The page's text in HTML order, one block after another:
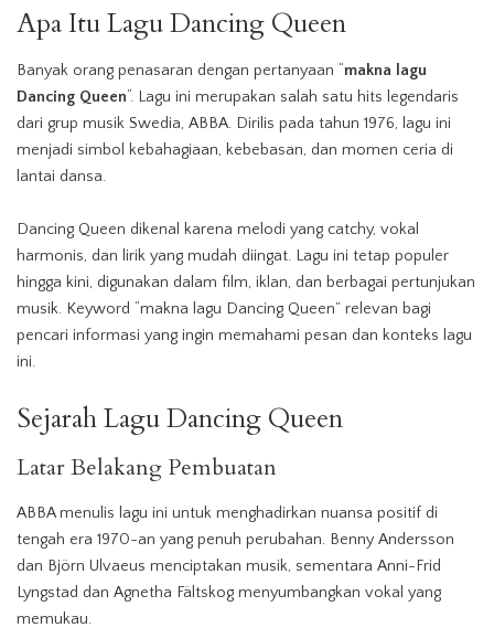
Apa ItuLaguDancing Queen
Banyak orang penasaran dengan pertanyaan “makna
lagu
Dancing Queen“. Lagu ini merupakan salah satu hits legendaris
dari grup musik Swedia, ABBA. Dirilis pada tahun 1976, lagu ini
menjadi simbol kebahagiaan, kebebasan, dan momen ceria di
lantai dansa.
Dancing Queen dikenal karena melodi yang catchy, vokal
harmonis, dan lirik yang mudah diingat. Lagu ini tetap populer
hingga kini, digunakan dalam film, iklan, dan berbagai pertunjukan
musik. Keyword “makna lagu Dancing Queen” relevan bagi
pencari informasi yang ingin memahami pesan dan konteks lagu
ini.
SejarahLaguDancing Queen
Latar Belakang Pembuatan
ABBA menulis lagu ini untuk menghadirkan nuansa positif di
tengah era 1970-an yang penuh perubahan. Benny Andersson
dan Björn Ulvaeus menciptakan musik, sementara Anni-Frid
Lyngstad dan Agnetha Fältskog menyumbangkan vokal yang
memukau.